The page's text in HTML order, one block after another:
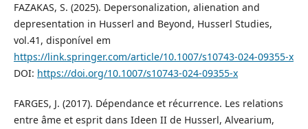
FAZAKAS, S. (2025). Depersonalization, alienation and
depresentation in Husserl and Beyond, Husserl Studies,
vol.41, disponível em
https://link.springer.com/article/10.1007/s10743-024-09355-x
DOI: https://doi.org/10.1007/s10743-024-09355-x
FARGES, J. (2017). Dépendance et récurrence. Les relations
entre âme et esprit dans Ideen II de Husserl, Alvearium,